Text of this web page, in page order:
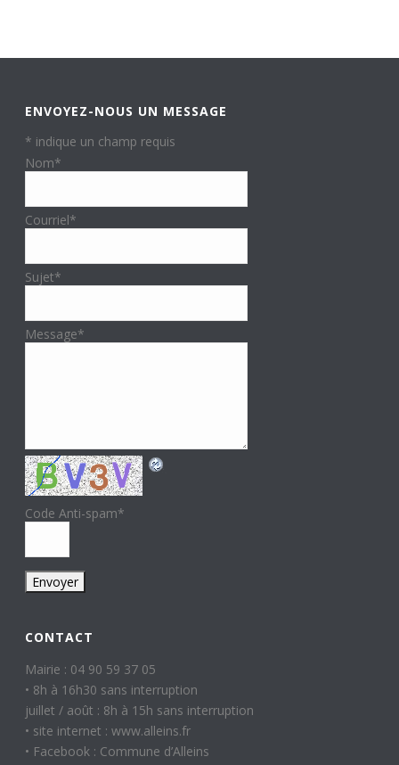
ENVOYEZ-NOUS UN MESSAGE
* indique un champ requis
Nom*
Courriel*
Sujet*
Message*
Code Anti-spam*
CONTACT
Mairie : 04 90 59 37 05
• 8h à 16h30 sans interruption
juillet / août : 8h à 15h sans interruption
• site internet : www.alleins.fr
• Facebook : Commune d’Alleins